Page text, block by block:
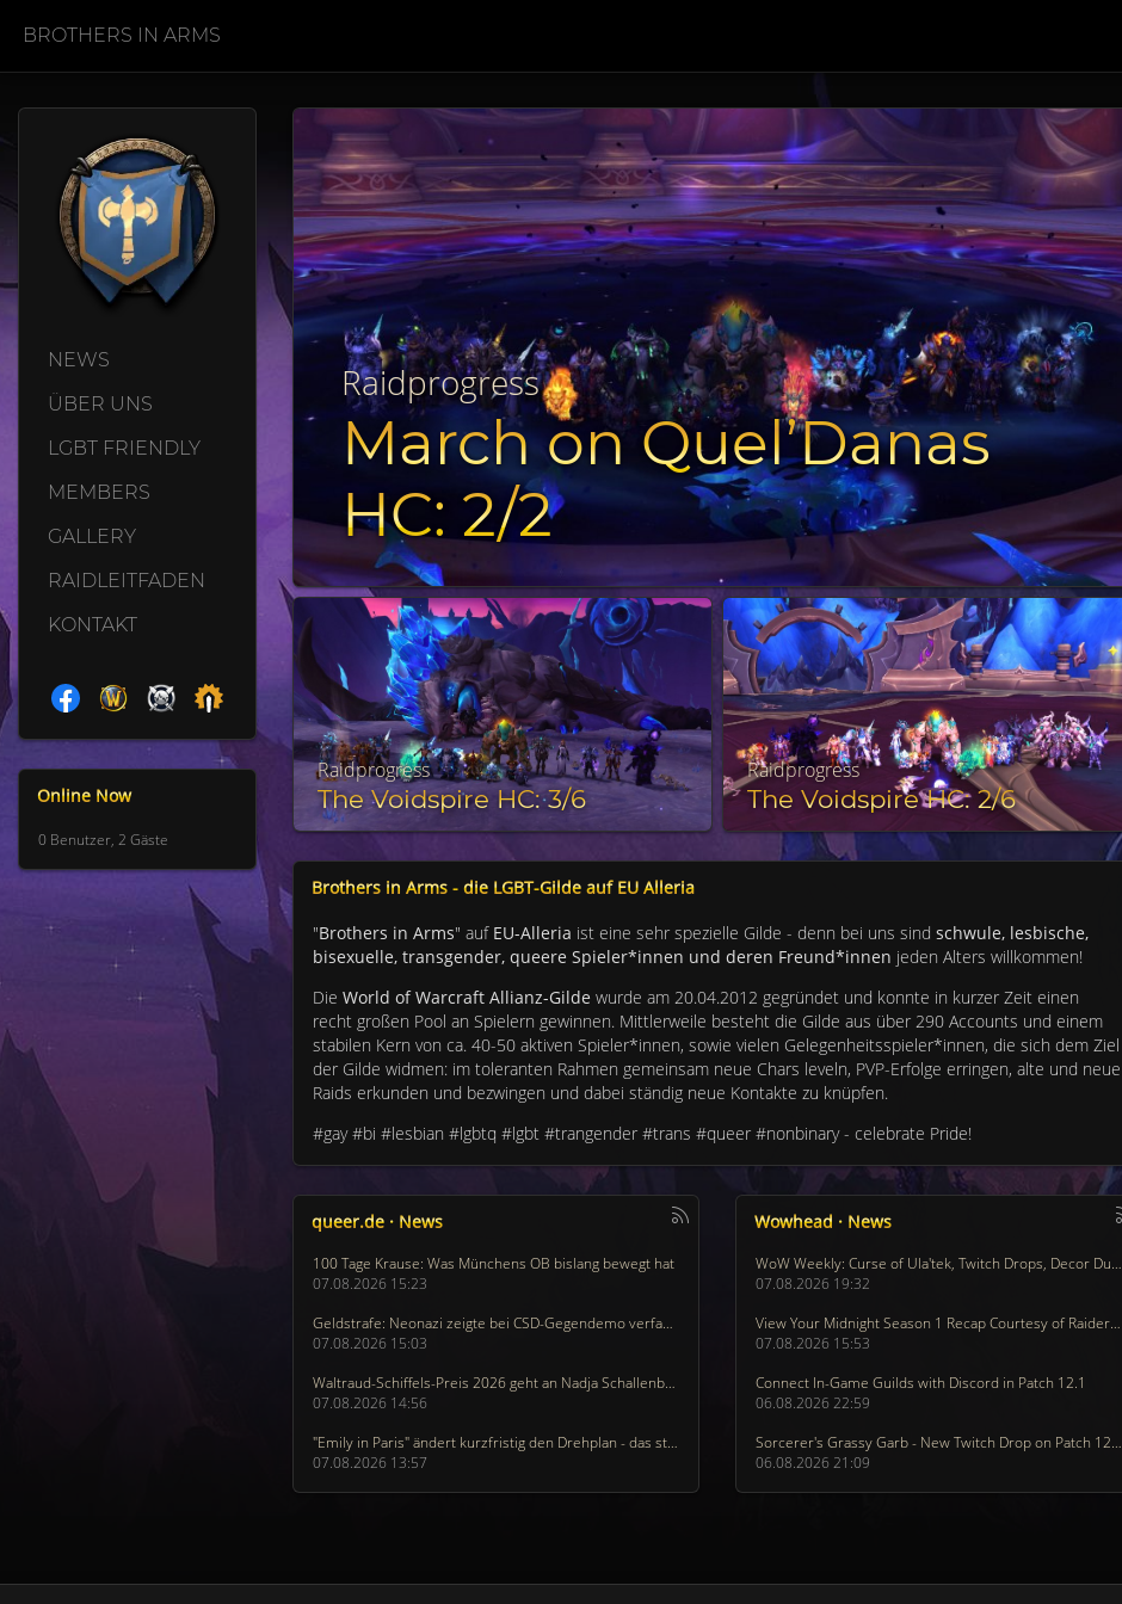
BROTHERS IN ARMS
NEWS
ÜBER UNS
LGBT FRIENDLY
MEMBERS
GALLERY
RAIDLEITFADEN
KONTAKT
Online Now
0 Benutzer, 2 Gäste
Raidprogress
March on Quel’Danas
HC: 2/2
Raidprogress
The Voidspire HC: 3/6
Raidprogress
The Voidspire HC: 2/6
Brothers in Arms - die LGBT-Gilde auf EU Alleria
"Brothers in Arms" auf EU-Alleria ist eine sehr spezielle Gilde - denn bei uns sind schwule, lesbische,
bisexuelle, transgender, queere Spieler*innen und deren Freund*innen jeden Alters willkommen!
Die World of Warcraft Allianz-Gilde wurde am 20.04.2012 gegründet und konnte in kurzer Zeit einen
recht großen Pool an Spielern gewinnen. Mittlerweile besteht die Gilde aus über 290 Accounts und einem
stabilen Kern von ca. 40-50 aktiven Spieler*innen, sowie vielen Gelegenheitsspieler*innen, die sich dem Ziel
der Gilde widmen: im toleranten Rahmen gemeinsam neue Chars leveln, PVP-Erfolge erringen, alte und neue
Raids erkunden und bezwingen und dabei ständig neue Kontakte zu knüpfen.
#gay #bi #lesbian #lgbtq #lgbt #trangender #trans #queer #nonbinary - celebrate Pride!
queer.de · News
100 Tage Krause: Was Münchens OB bislang bewegt hat
07.08.2026 15:23
Geldstrafe: Neonazi zeigte bei CSD-Gegendemo verfassungswidrige Tattoos
07.08.2026 15:03
Waltraud-Schiffels-Preis 2026 geht an Nadja Schallenberg und Saeleen Bouvar
07.08.2026 14:56
"Emily in Paris" ändert kurzfristig den Drehplan - das steckt dahinter
07.08.2026 13:57
Wowhead · News
WoW Weekly: Curse of Ula'tek, Twitch Drops, Decor Duels, WoW Portal Room, and More!
07.08.2026 19:32
View Your Midnight Season 1 Recap Courtesy of Raider.IO
07.08.2026 15:53
Connect In-Game Guilds with Discord in Patch 12.1
06.08.2026 22:59
Sorcerer's Grassy Garb - New Twitch Drop on Patch 12.1 Launch
06.08.2026 21:09